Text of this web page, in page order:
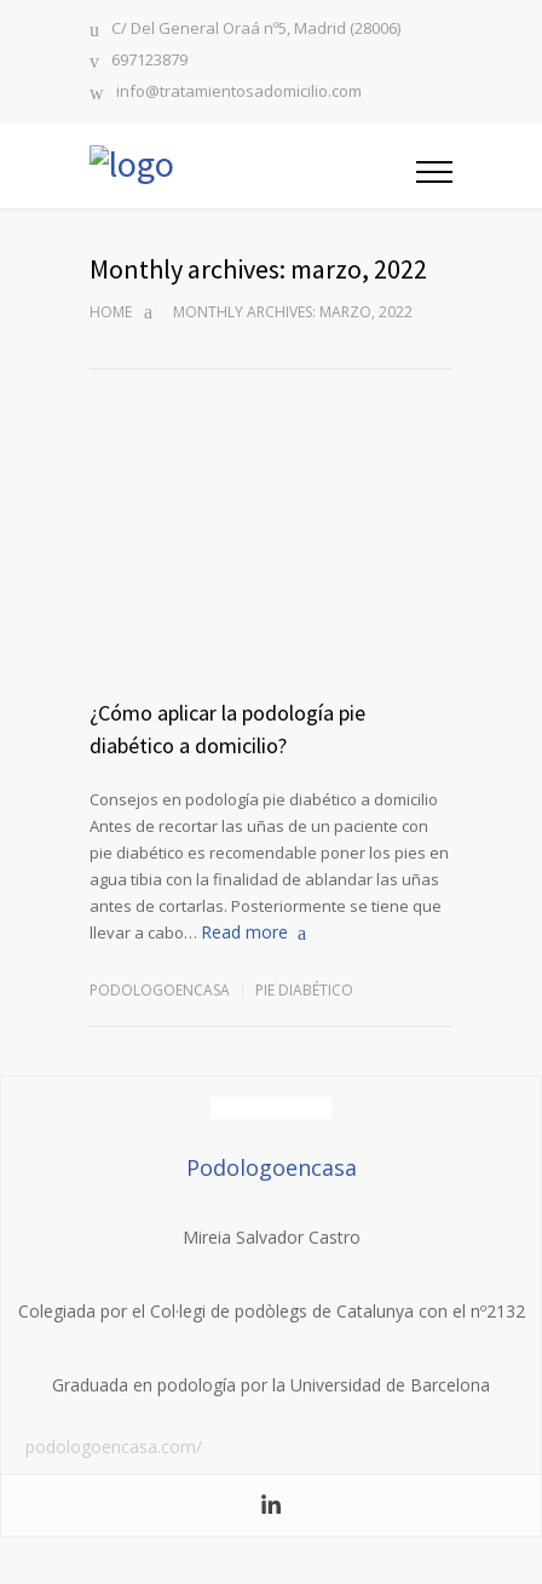
C/ Del General Oraá nº5, Madrid (28006)
697123879
info@tratamientosadomicilio.com
Monthly archives: marzo, 2022
HOME MONTHLY ARCHIVES: MARZO, 2022
¿Cómo aplicar la podología pie
diabético a domicilio?
Consejos en podología pie diabético a domicilio
Antes de recortar las uñas de un paciente con
pie diabético es recomendable poner los pies en
agua tibia con la finalidad de ablandar las uñas
antes de cortarlas. Posteriormente se tiene que
llevar a cabo… Read more
PODOLOGOENCASA PIE DIABÉTICO
Podologoencasa
Mireia Salvador Castro
Colegiada por el Col·legi de podòlegs de Catalunya con el nº2132
Graduada en podología por la Universidad de Barcelona
podologoencasa.com/